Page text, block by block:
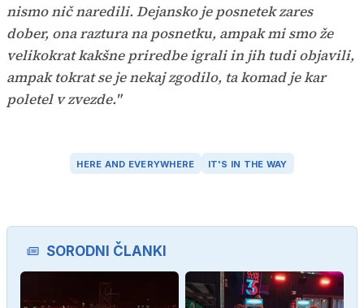
nismo nič naredili. Dejansko je posnetek zares
dober, ona raztura na posnetku, ampak mi smo že
velikokrat kakšne priredbe igrali in jih tudi objavili,
ampak tokrat se je nekaj zgodilo, ta komad je kar
poletel v zvezde."
HERE AND EVERYWHERE IT'S IN THE WAY
SORODNI ČLANKI